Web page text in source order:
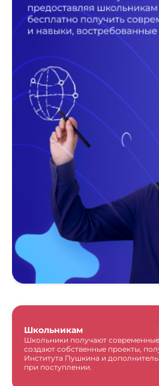
Школьникам
Школьники получают
создают собственные проекты,
Института Пушкина и
при поступлении.